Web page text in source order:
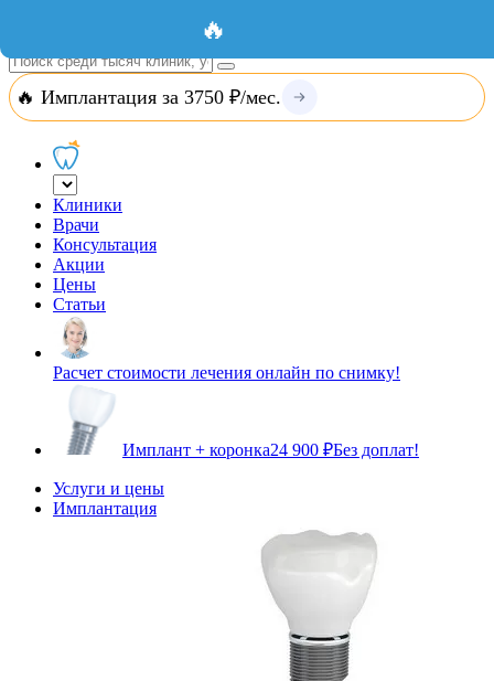
Вход
🔥 Имплантация за 3750 ₽/мес.
Клиники
Врачи
Консультация
Акции
Цены
Статьи
Расчет стоимости лечения онлайн по снимку!
Имплант + коронка24 900 ₽Без доплат!
Услуги и цены
Имплантация
🔥